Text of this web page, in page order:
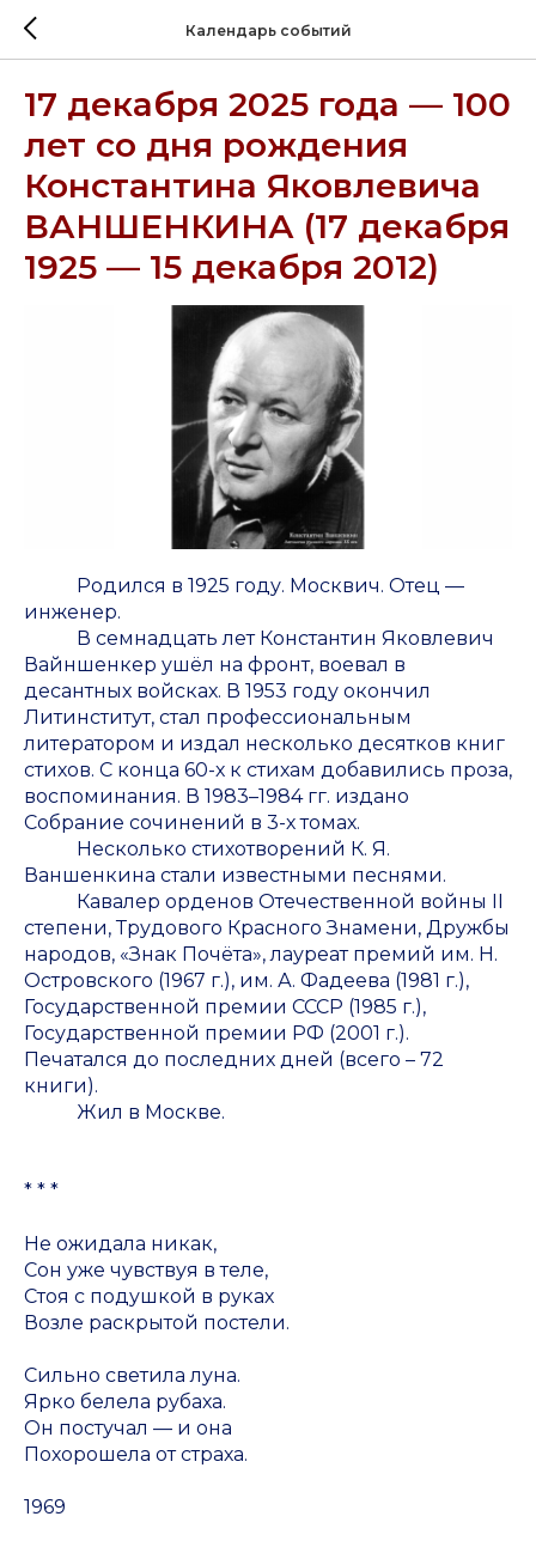
Календарь событий
17 декабря 2025 года — 100
лет со дня рождения
Константина Яковлевича
ВАНШЕНКИНА (17 декабря
1925 — 15 декабря 2012)
Родился в 1925 году. Москвич. Отец —
инженер.
В семнадцать лет Константин Яковлевич
Вайншенкер ушёл на фронт, воевал в
десантных войсках. В 1953 году окончил
Литинститут, стал профессиональным
литератором и издал несколько десятков книг
стихов. С конца 60-х к стихам добавились проза,
воспоминания. В 1983–1984 гг. издано
Собрание сочинений в 3-х томах.
Несколько стихотворений К. Я.
Ваншенкина стали известными песнями.
Кавалер орденов Отечественной войны II
степени, Трудового Красного Знамени, Дружбы
народов, «Знак Почёта», лауреат премий им. Н.
Островского (1967 г.), им. А. Фадеева (1981 г.),
Государственной премии СССР (1985 г.),
Государственной премии РФ (2001 г.).
Печатался до последних дней (всего – 72
книги).
Жил в Москве.
* * *
Не ожидала никак,
Сон уже чувствуя в теле,
Стоя с подушкой в руках
Возле раскрытой постели.
Сильно светила луна.
Ярко белела рубаха.
Он постучал — и она
Похорошела от страха.
1969